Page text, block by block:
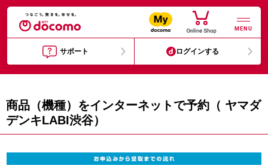
MENU
サポート ログインする
商品（機種）をインターネットで予約（ ヤマダ
デンキLABI渋谷）